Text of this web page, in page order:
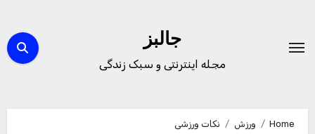
content
جالبز
مجله اینترنتی و سبک زندگی
Home ورزش
نکات ورزشی